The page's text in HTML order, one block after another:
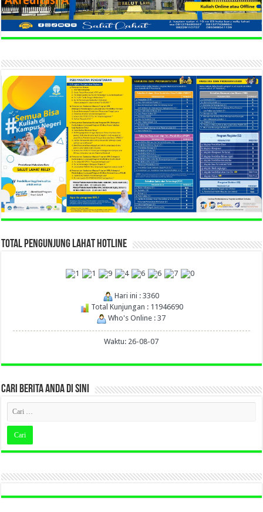
TOTAL PENGUNJUNG LAHAT HOTLINE
Hari ini : 3360
Total Kunjungan : 11946690
Who's Online : 37
Waktu: 26-08-07
CARI BERITA ANDA DI SINI